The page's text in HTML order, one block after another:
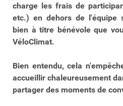
charge les frais de
etc.) en dehors de l'équipe
bien à titre bénévole que
VéloClimat.
Bien entendu, cela
accueillir chaleureusement
partager des moments de